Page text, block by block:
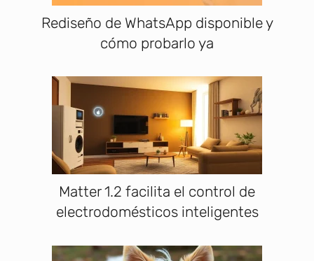
Rediseño de WhatsApp disponible y
cómo probarlo ya
Matter 1.2 facilita el control de
electrodomésticos inteligentes